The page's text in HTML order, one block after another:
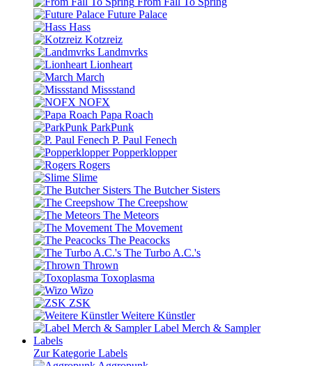
Future Palace
Hass
Kotzreiz
Landmvrks
Lionheart
March
Missstand
NOFX
Papa Roach
ParkPunk
P. Paul Fenech
Popperklopper
Rogers
Slime
The Butcher Sisters
The Creepshow
The Meteors
The Movement
The Peacocks
The Turbo A.C.'s
Thrown
Toxoplasma
Wizo
ZSK
Weitere Künstler
Label Merch & Sampler
Labels
Zur Kategorie Labels